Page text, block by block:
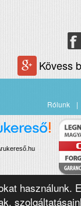
Kövess
Rólunk